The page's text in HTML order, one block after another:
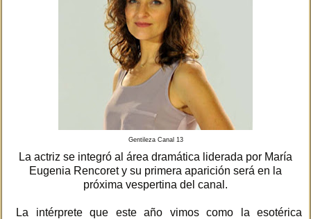
Gentileza Canal 13
La actriz se integró al área dramática liderada por María
Eugenia Rencoret y su primera aparición será en la
próxima vespertina del canal.
La intérprete que este año vimos como la esotérica